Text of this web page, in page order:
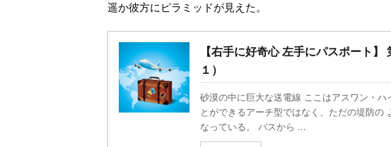
遥か彼方にピラミッドが見えた。
【右手に好奇心 左手にパスポート
１）
砂漠の中に巨大な送電線 ここはアスワン・
とができるアーチ型ではなく、ただの堤防の
なっている。 バスから ...